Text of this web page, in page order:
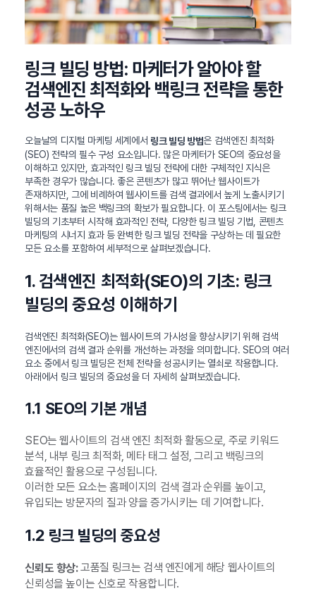
정부지원사업
링크 빌딩 방법: 마케터가 알아야 할
검색엔진 최적화와 백링크 전략을 통한
성공 노하우
오늘날의 디지털 마케팅 세계에서 링크 빌딩 방법은 검색엔진 최적화
(SEO) 전략의 필수 구성 요소입니다. 많은 마케터가 SEO의 중요성을
이해하고 있지만, 효과적인 링크 빌딩 전략에 대한 구체적인 지식은
부족한 경우가 많습니다. 좋은 콘텐츠가 많고 뛰어난 웹사이트가
존재하지만, 그에 비례하여 웹사이트를 검색 결과에서 높게 노출시키기
위해서는 품질 높은 백링크의 확보가 필요합니다. 이 포스팅에서는 링크
빌딩의 기초부터 시작해 효과적인 전략, 다양한 링크 빌딩 기법, 콘텐츠
마케팅의 시너지 효과 등 완벽한 링크 빌딩 전략을 구상하는 데 필요한
모든 요소를 포함하여 세부적으로 살펴보겠습니다.
1. 검색엔진 최적화(SEO)의 기초: 링크
빌딩의 중요성 이해하기
검색엔진 최적화(SEO)는 웹사이트의 가시성을 향상시키기 위해 검색
엔진에서의 검색 결과 순위를 개선하는 과정을 의미합니다. SEO의 여러
요소 중에서 링크 빌딩은 전체 전략을 성공시키는 열쇠로 작용합니다.
아래에서 링크 빌딩의 중요성을 더 자세히 살펴보겠습니다.
1.1 SEO의 기본 개념
SEO는 웹사이트의 검색 엔진 최적화 활동으로, 주로 키워드
분석, 내부 링크 최적화, 메타 태그 설정, 그리고 백링크의
효율적인 활용으로 구성됩니다.
이러한 모든 요소는 홈페이지의 검색 결과 순위를 높이고,
유입되는 방문자의 질과 양을 증가시키는 데 기여합니다.
1.2 링크 빌딩의 중요성
신뢰도 향상:고품질 링크는 검색 엔진에게 해당 웹사이트의
신뢰성을 높이는 신호로 작용합니다.